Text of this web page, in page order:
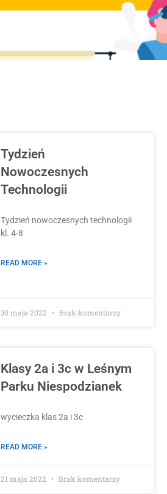
Tydzień
Nowoczesnych
Technologii
Tydzień nowoczesnych technologii
kl. 4-8
READ MORE »
30 maja 2022 Brak komentarzy
Klasy 2a i 3c w Leśnym
Parku Niespodzianek
wycieczka klas 2a i 3c
READ MORE »
21 maja 2022 Brak komentarzy